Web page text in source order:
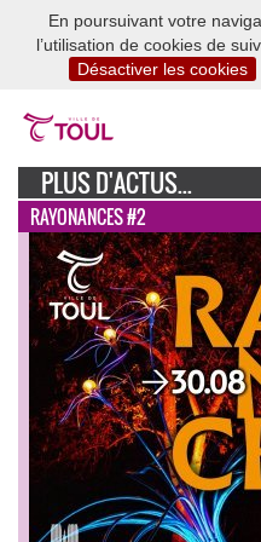
En poursuivant votre
l’utilisation de cookies de
Désactiver les cookies
PLUS D'ACTUS...
RAYONANCES #2